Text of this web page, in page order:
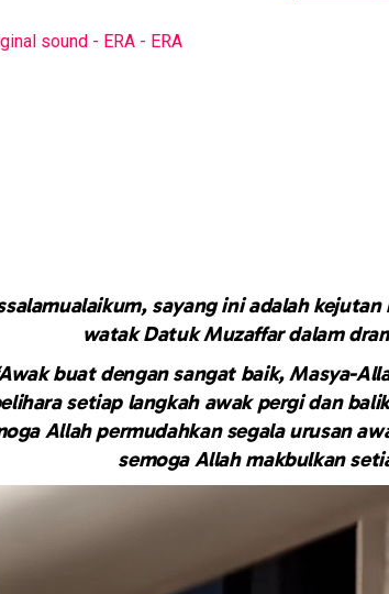
sound - ERA - ERA
sayang ini adalah
watak Datuk Muzaffar dalam
buat dengan sangat baik, Masya-
setiap langkah awak pergi dan
Allah permudahkan segala urusan
semoga Allah makbulkan